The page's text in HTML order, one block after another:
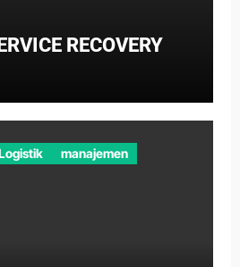
RECOVERY
manajemen